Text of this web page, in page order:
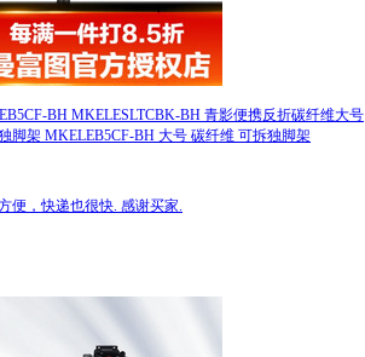
BH MKELESLTCBK-BH 青影便携反折碳纤维大号
脚架 MKELEB5CF-BH 大号 碳纤维 可拆独脚架
便，快递也很快. 感谢买家.